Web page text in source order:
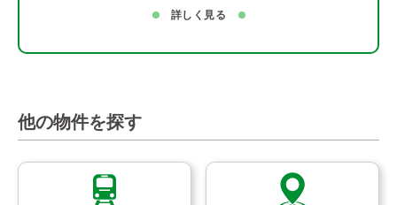
詳しく見る
他の物件を探す